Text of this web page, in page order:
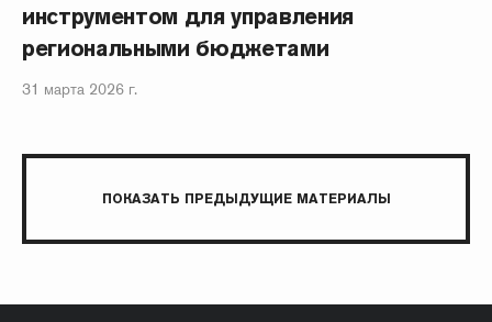
инструментом для управления
региональными бюджетами
31 марта 2026 г.
ПОКАЗАТЬ ПРЕДЫДУЩИЕ МАТЕРИАЛЫ